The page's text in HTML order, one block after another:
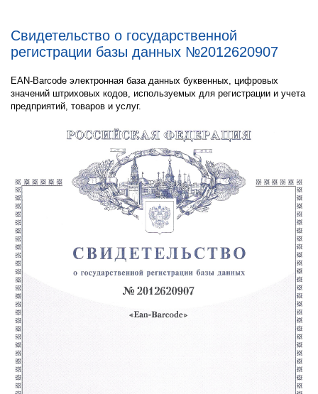
Свидетельство о государственной
регистрации базы данных №2012620907
EAN-Barcode электронная база данных буквенных, цифровых
значений штриховых кодов, используемых для регистрации и учета
предприятий, товаров и услуг.